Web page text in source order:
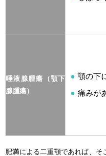
唾液腺腫瘍（顎下
腺腫瘍）
顎の下
痛みが
肥満による二重顎であれば、